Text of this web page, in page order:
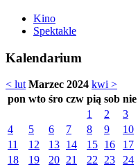
Kino
Spektakle
Kalendarium
< lut Marzec 2024 kwi >
pon wto śro czw pią sob nie
1
2
3
4
5 6 7 8 9
10
11
12 13 14 15 16
17
18
19 20 21 22 23
24